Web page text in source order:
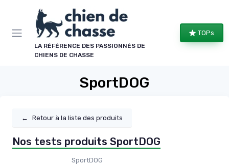
LA RÉFÉRENCE DES PASSIONNÉS DE
CHIENS DE CHASSE
TOPs
SportDOG
← Retour à la liste des produits
Nos tests produits SportDOG
SportDOG
Panneau de gestion des cookies